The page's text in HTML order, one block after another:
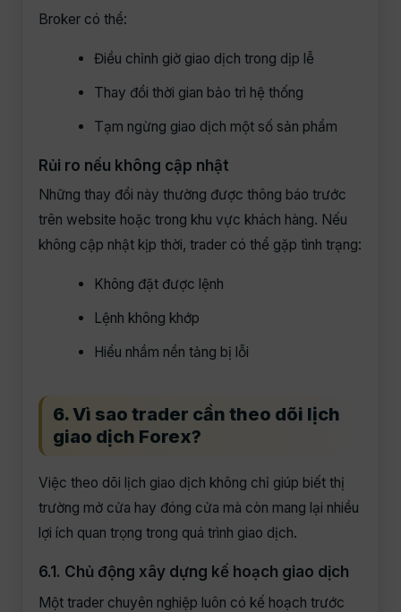
Broker có thể:
Điều chỉnh giờ giao dịch trong dịp lễ
Thay đổi thời gian bảo trì hệ thống
Tạm ngừng giao dịch một số sản phẩm
Rủi ro nếu không cập nhật
Những thay đổi này thường được thông báo trước
trên website hoặc trong khu vực khách hàng. Nếu
không cập nhật kịp thời, trader có thể gặp tình trạng:
Không đặt được lệnh
Lệnh không khớp
Hiểu nhầm nền tảng bị lỗi
6. Vì sao trader cần theo dõi lịch
giao dịch Forex?
Việc theo dõi lịch giao dịch không chỉ giúp biết thị
trường mở cửa hay đóng cửa mà còn mang lại nhiều
lợi ích quan trọng trong quá trình giao dịch.
6.1. Chủ động xây dựng kế hoạch giao dịch
Một trader chuyên nghiệp luôn có kế hoạch trước